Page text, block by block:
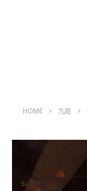
HOME 九龍